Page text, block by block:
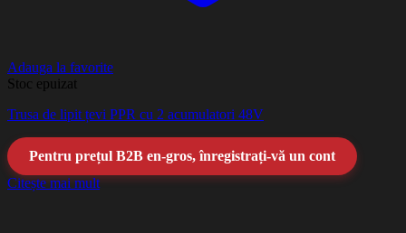
Adauga la favorite
Stoc epuizat
Trusa de lipit țevi PPR cu 2 acumulatori 48V
Pentru prețul B2B en-gros, înregistrați-vă un cont
Citește mai mult